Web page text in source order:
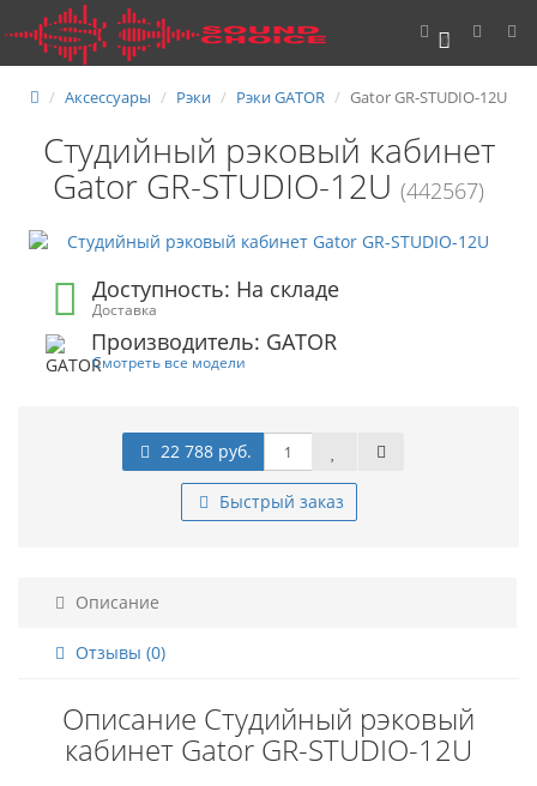
0
Аксессуары Рэки Рэки GATOR Gator GR-STUDIO-12U
Студийный рэковый кабинет
Gator GR-STUDIO-12U (442567)
Доступность: На складе
Доставка
Производитель: GATOR
Смотреть все модели
22 788 руб.
Быстрый заказ
Описание
Отзывы (0)
Описание Студийный рэковый
кабинет Gator GR-STUDIO-12U